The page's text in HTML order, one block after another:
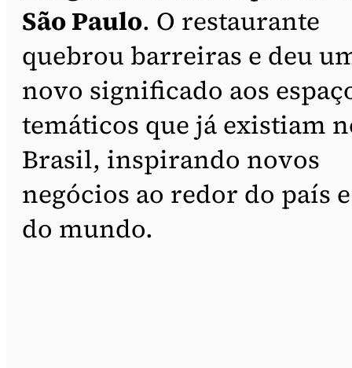
São Paulo. O restaurante
quebrou barreiras e deu
novo significado aos
temáticos que já existiam
Brasil, inspirando novos
negócios ao redor do país e
do mundo.